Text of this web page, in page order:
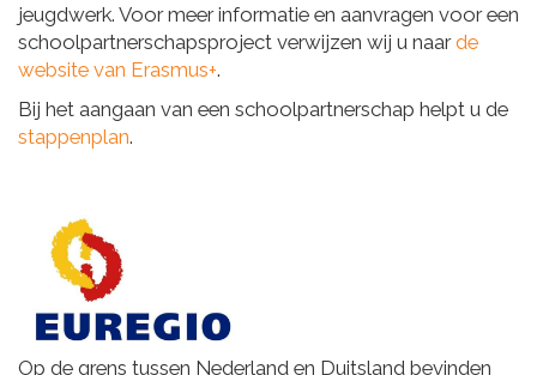
jeugdwerk. Voor meer informatie en aanvragen voor een
schoolpartnerschapsproject verwijzen wij u naarde
website van Erasmus+.
Bij het aangaan van een schoolpartnerschap helpt u de
stappenplan.
Op de grens tussen Nederland en Duitsland bevinden